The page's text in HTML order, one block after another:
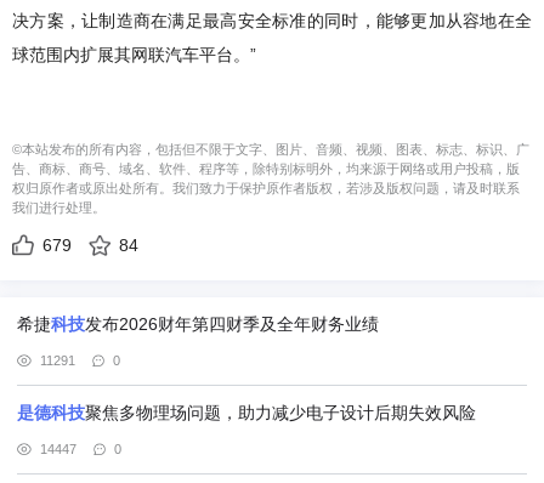
决方案，让制造商在满足最高安全标准的同时，能够更加从容地在全
球范围内扩展其网联汽车平台。”
©本站发布的所有内容，包括但不限于文字、图片、音频、视频、图表、标志、标识、广
告、商标、商号、域名、软件、程序等，除特别标明外，均来源于网络或用户投稿，版
权归原作者或原出处所有。我们致力于保护原作者版权，若涉及版权问题，请及时联系
我们进行处理。
679 84
希捷科技发布2026财年第四财季及全年财务业绩
11291 0
是德科技聚焦多物理场问题，助力减少电子设计后期失效风险
14447 0